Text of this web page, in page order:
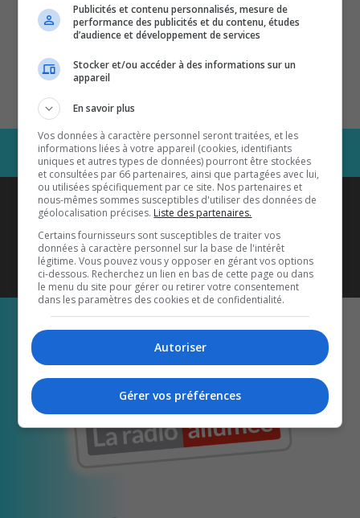
Coyote New Countryest diffusé
également sur1033 HD2
Écoutez-nous aussi sur…
Publicités et contenu personnalisés, mesure de
performance des publicités et du contenu, études
d’audience et développement de services
Stocker et/ou accéder à des informations sur un
appareil
En savoir plus
Vos données à caractère personnel seront traitées, et les
informations liées à votre appareil (cookies, identifiants
uniques et autres types de données) pourront être stockées
et consultées par 66 partenaires, ainsi que partagées avec lui,
ou utilisées spécifiquement par ce site. Nos partenaires et
nous-mêmes sommes susceptibles d'utiliser des données de
géolocalisation précises. Liste des partenaires.
Certains fournisseurs sont susceptibles de traiter vos
données à caractère personnel sur la base de l'intérêt
légitime. Vous pouvez vous y opposer en gérant vos options
ci-dessous. Recherchez un lien en bas de cette page ou dans
le menu du site pour gérer ou retirer votre consentement
dans les paramètres des cookies et de confidentialité.
Autoriser
Gérer vos préférences